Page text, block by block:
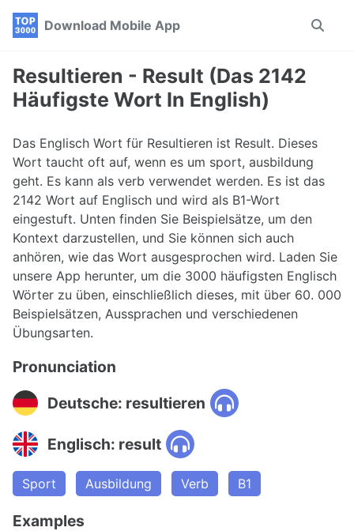
Skip
navigation
Skip
Skip
Download Mobile App
Toggle
Resultieren - Result (Das 2142
Häufigste Wort In English)
Das Englisch Wort für Resultieren ist Result. Dieses
Wort taucht oft auf, wenn es um sport, ausbildung
geht. Es kann als verb verwendet werden. Es ist das
2142 Wort auf Englisch und wird als B1-Wort
eingestuft. Unten finden Sie Beispielsätze, um den
Kontext darzustellen, und Sie können sich auch
anhören, wie das Wort ausgesprochen wird. Laden Sie
unsere App herunter, um die 3000 häufigsten Englisch
Wörter zu üben, einschließlich dieses, mit über 60. 000
Beispielsätzen, Aussprachen und verschiedenen
Übungsarten.
Pronunciation
Deutsche: resultieren
Englisch: result
Sport Ausbildung Verb B1
Examples